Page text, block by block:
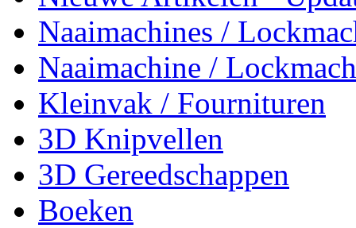
Naaimachines /
Naaimachine /
Kleinvak / Fournituren
3D Knipvellen
3D Gereedschappen
Boeken